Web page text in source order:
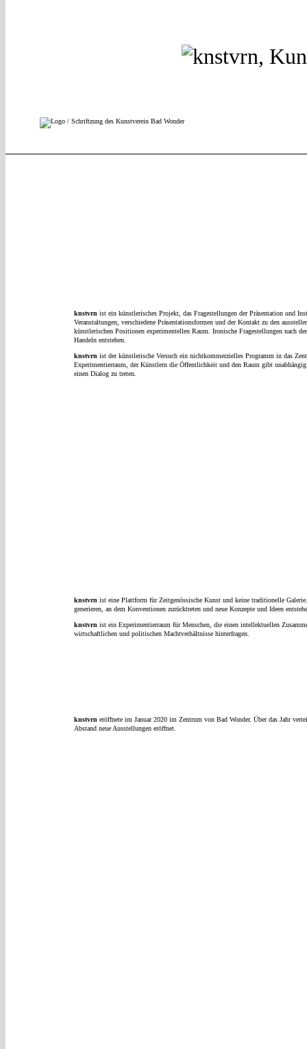
knstvrn ist ein künstlerisches Projekt, das Fragestellungen der Präsentation und
Veranstaltungen, verschiedene Präsentationsformen und der Kontakt zu den
künstlerischen Positionen experimentellen Raum. Ironische Fragestellungen nach
Handeln entstehen.
knstvrn ist der künstlerische Versuch ein nichtkommerzielles Programm in das
Experimentierraum, der Künstlern die Öffentlichkeit und den Raum gibt
einen Dialog zu treten.
knstvrn ist eine Plattform für Zeitgenössische Kunst und keine traditionelle
generieren, an dem Konventionen zurücktreten und neue Konzepte und Ideen
knstvrn ist ein Experimentierraum für Menschen, die einen intellektuellen
wirtschaftlichen und politischen Machtverhältnisse hinterfragen.
knstvrn eröffnete im Januar 2020 im Zentrum von Bad Wonder. Über das Jahr
Abstand neue Ausstellungen eröffnet.